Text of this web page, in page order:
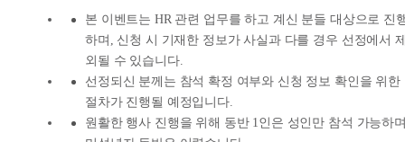
본 이벤트는 HR 관련 업무를 하고 계신 분들 대상으로 진
하며, 신청 시 기재한 정보가 사실과 다를 경우 선정에서
외될 수 있습니다.
선정되신 분께는 참석 확정 여부와 신청 정보 확인을 위한
절차가 진행될 예정입니다.
원활한 행사 진행을 위해 동반 1인은 성인만 참석 가능하